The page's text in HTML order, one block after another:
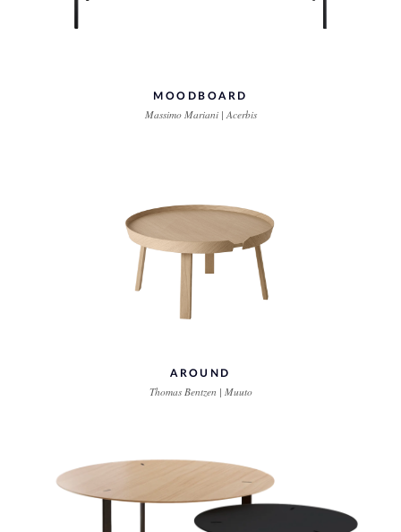
MOODBOARD
Massimo Mariani | Acerbis
AROUND
Thomas Bentzen | Muuto